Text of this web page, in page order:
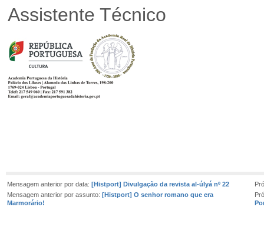
Assistente Técnico
Mensagem anterior por data: [Histport] Divulgação da revista al-úlyá nº 22
Mensagem anterior por assunto: [Histport] O senhor romano que era
Marmorário!